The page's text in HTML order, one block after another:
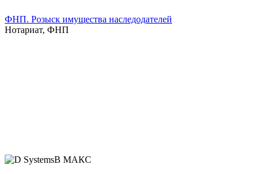
ФНП. Розыск имущества наследодателей
Нотариат, ФНП
В МАКС